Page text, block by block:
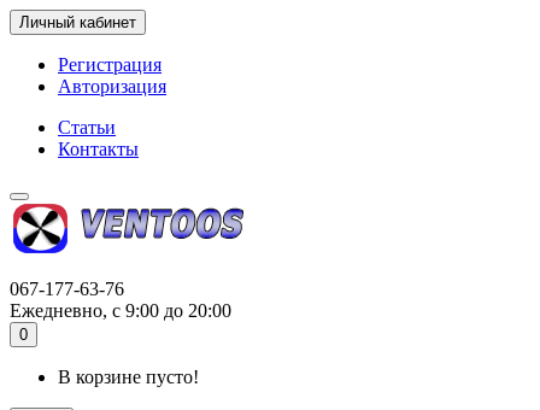
Личный кабинет
Регистрация
Авторизация
Статьи
Контакты
067-177-63-76
Ежедневно, с 9:00 до 20:00
0
В корзине пусто!